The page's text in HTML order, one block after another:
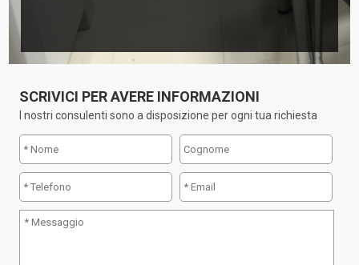
SCRIVICI PER AVERE INFORMAZIONI
I nostri consulenti sono a disposizione per ogni tua richiesta